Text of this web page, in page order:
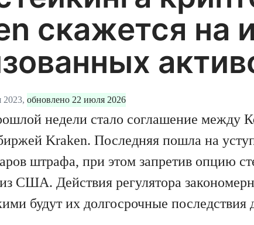
скажется на
2023, обновлено 22 июля 2026
недели стало соглашение между
Kraken. Последняя пошла на
штрафа, при этом запретив опцию
США. Действия регулятора
будут их долгосрочные последствия